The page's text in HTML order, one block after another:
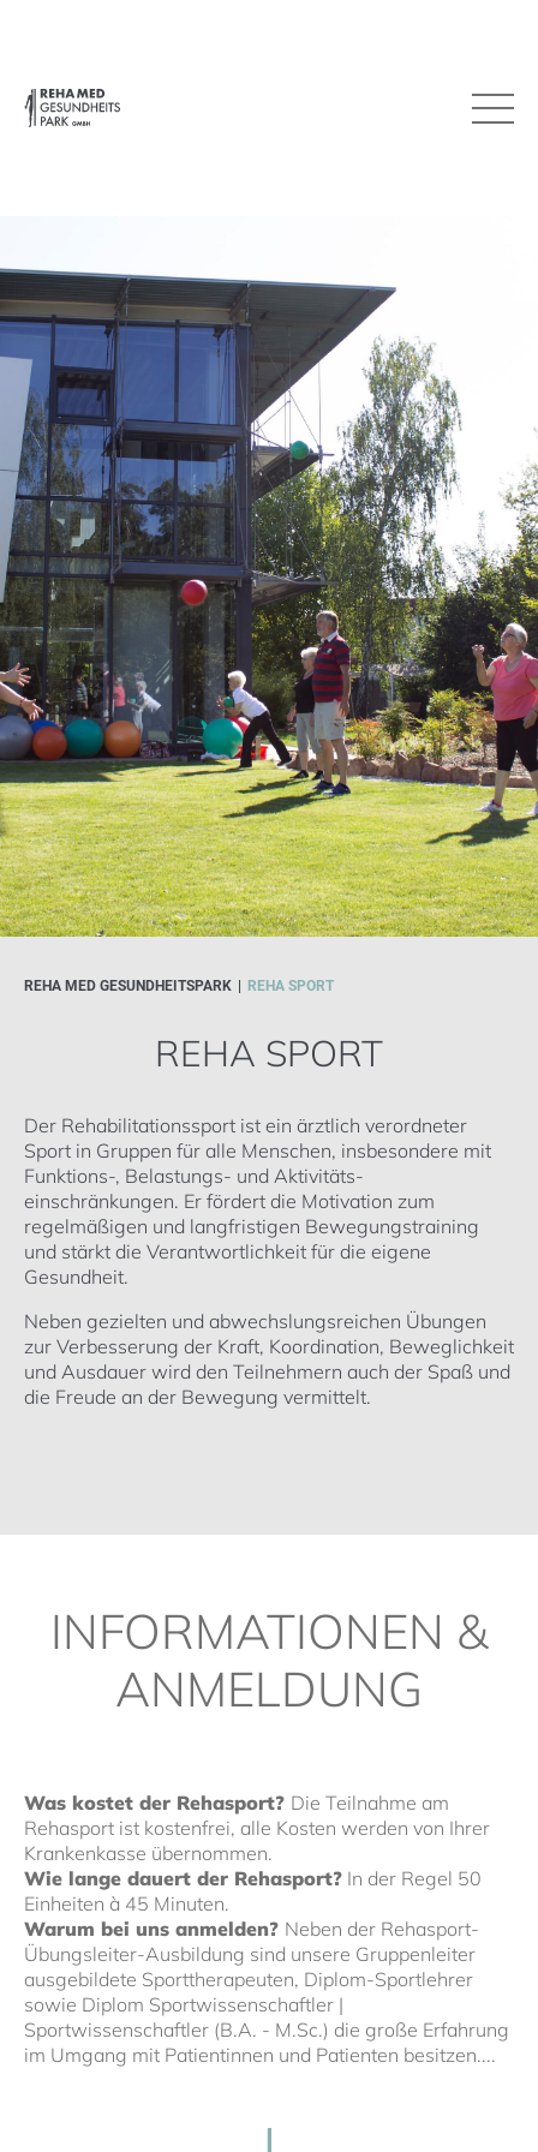
REHA MED GESUNDHEITSPARK REHA SPORT
REHA SPORT
Der Rehabilitationssport ist ein ärztlich verordneter
Sport in Gruppen für alle Menschen, insbesondere mit
Funktions-, Belastungs- und Aktivitäts-
einschränkungen. Er fördert die Motivation zum
regelmäßigen und langfristigen Bewegungstraining
und stärkt die Verantwortlichkeit für die eigene
Gesundheit.
Neben gezielten und abwechslungsreichen Übungen
zur Verbesserung der Kraft, Koordination, Beweglichkeit
und Ausdauer wird den Teilnehmern auch der Spaß und
die Freude an der Bewegung vermittelt.
INFORMATIONEN &
ANMELDUNG
Was kostet der Rehasport? Die Teilnahme am
Rehasport ist kostenfrei, alle Kosten werden von Ihrer
Krankenkasse übernommen.
Wie lange dauert der Rehasport? In der Regel 50
Einheiten à 45 Minuten.
Warum bei uns anmelden? Neben der Rehasport-
Übungsleiter-Ausbildung sind unsere Gruppenleiter
ausgebildete Sporttherapeuten, Diplom-Sportlehrer
sowie Diplom Sportwissenschaftler |
Sportwissenschaftler (B.A. - M.Sc.) die große Erfahrung
im Umgang mit Patientinnen und Patienten besitzen....